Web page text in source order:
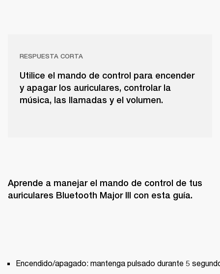
RESPUESTA CORTA
Utilice el mando de control para encender
y apagar los auriculares, controlar la
música, las llamadas y el volumen.
Aprende a manejar el mando de control de tus
auriculares Bluetooth Major III con esta guía.
Encendido/apagado: mantenga pulsado durante 5